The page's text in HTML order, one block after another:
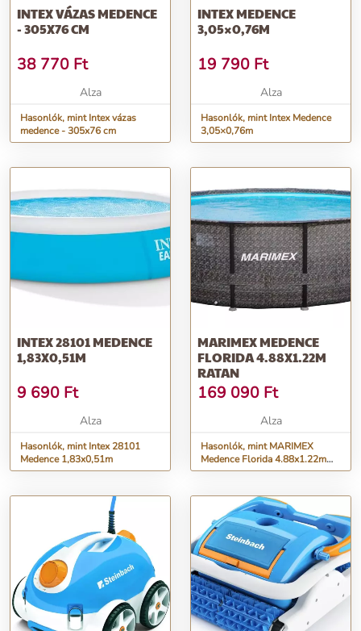
INTEX VÁZAS MEDENCE
- 305X76 CM
38 770 Ft
Alza
Hasonlók, mint Intex vázas
medence - 305x76 cm
INTEX MEDENCE
3,05×0,76M
19 790 Ft
Alza
Hasonlók, mint Intex Medence
3,05×0,76m
INTEX 28101 MEDENCE
1,83X0,51M
9 690 Ft
Alza
Hasonlók, mint Intex 28101
Medence 1,83x0,51m
MARIMEX MEDENCE
FLORIDA 4.88X1.22M
RATAN
169 090 Ft
Alza
Hasonlók, mint MARIMEX
Medence Florida 4.88x1.22m
RATAN